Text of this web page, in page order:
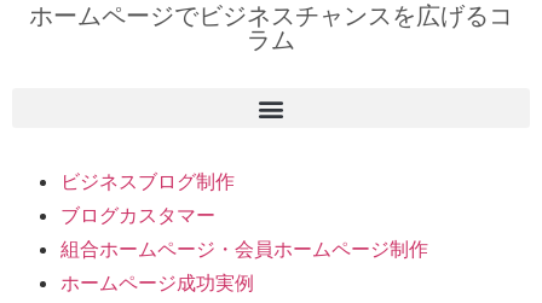
ホームページでビジネスチャンスを広げるコ
ラム
ビジネスブログ制作
ブログカスタマー
組合ホームページ・会員ホームページ制作
ホームページ成功実例